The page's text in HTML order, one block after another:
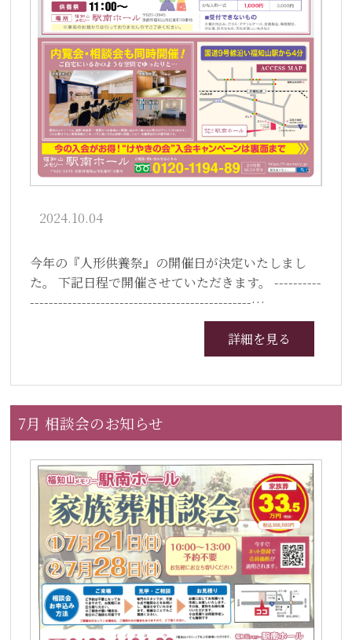
2024.10.04
今年の『人形供養祭』の開催日が決定いたしまし
た。 下記日程で開催させていただきます。 ----------
-----------------------------------------------…
詳細を見る
7月 相談会のお知らせ